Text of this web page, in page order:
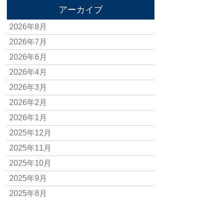
アーカイブ
2026年8月
2026年7月
2026年6月
2026年4月
2026年3月
2026年2月
2026年1月
2025年12月
2025年11月
2025年10月
2025年9月
2025年8月